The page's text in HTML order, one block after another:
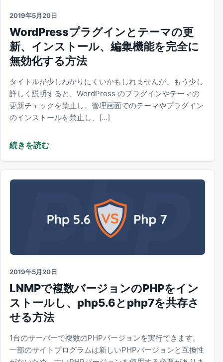
2019年5月20日
WordPressプラグインとテーマの更
新、インストール、編集機能を完全に
無効化する方法
タイトルが少しわかりにくいかもしれませんが、もう少し
詳しく説明すると、WordPress のプラグインやテーマの
更新チェックを禁止し、管理画面でのテーマやプラグイン
のインストールを禁止し、[…]
続きを読む
2019年5月20日
LNMPで複数バージョンのPHPをイン
ストールし、php5.6とphp7を共存さ
せる方法
1台のサーバーで複数のPHPバージョンを実行できます。
一部のサイトプログラムは新しいPHPバージョンと互換性